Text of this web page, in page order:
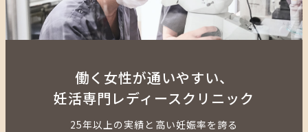
働く女性が通いやすい、
妊活専門レディースクリニック
25年以上の実績と高い妊娠率を誇る